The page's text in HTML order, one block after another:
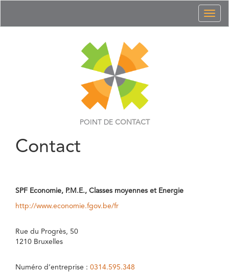
POINT DE CONTACT
Contact
SPF Economie, P.M.E., Classes moyennes et Energie
http://www.economie.fgov.be/fr
Rue du Progrès, 50
1210 Bruxelles
Numéro d’entreprise : 0314.595.348